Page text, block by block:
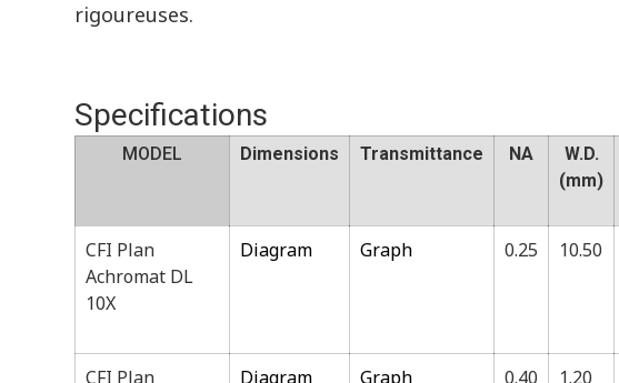
rigoureuses.
Specifications
MODEL Dimensions Transmittance NA
W.D.
(mm)
CFI Plan
Achromat DL
10X
Diagram Graph 0.25 10.50
CFI Plan
Diagram Graph 0.40 1.20